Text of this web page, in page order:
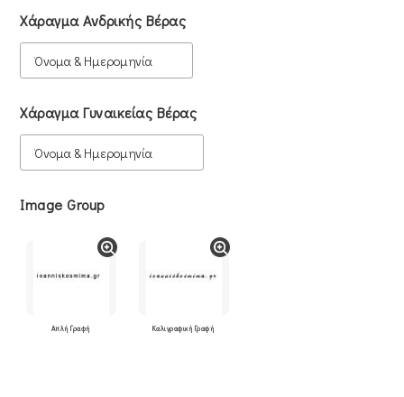
Χάραγμα Ανδρικής Βέρας
Χάραγμα Γυναικείας Βέρας
Image Group
Απλή Γραφή Καλιγραφική Γραφή